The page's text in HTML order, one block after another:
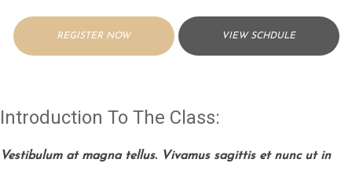
REGISTER NOW VIEW SCHDULE
Introduction To The Class:
Vestibulum at magna tellus. Vivamus sagittis et nunc ut in